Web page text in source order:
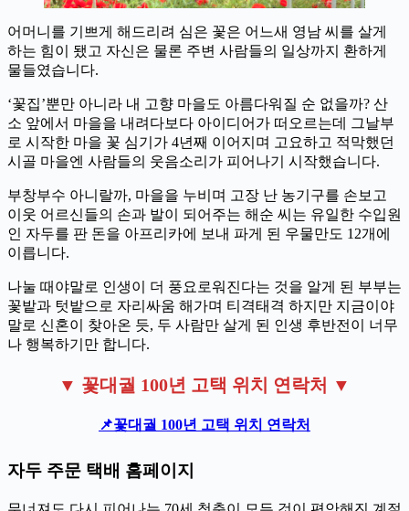
어머니를 기쁘게 해드리려 심은 꽃은 어느새 영남 씨를 살게
하는 힘이 됐고 자신은 물론 주변 사람들의 일상까지 환하게
물들였습니다.
‘꽃집’뿐만 아니라 내 고향 마을도 아름다워질 순 없을까? 산
소 앞에서 마을을 내려다보다 아이디어가 떠오르는데 그날부
로 시작한 마을 꽃 심기가 4년째 이어지며 고요하고 적막했던
시골 마을엔 사람들의 웃음소리가 피어나기 시작했습니다.
부창부수 아니랄까, 마을을 누비며 고장 난 농기구를 손보고
이웃 어르신들의 손과 발이 되어주는 해순 씨는 유일한 수입원
인 자두를 판 돈을 아프리카에 보내 파게 된 우물만도 12개에
이릅니다.
나눌 때야말로 인생이 더 풍요로워진다는 것을 알게 된 부부는
꽃밭과 텃밭으로 자리싸움 해가며 티격태격 하지만 지금이야
말로 신혼이 찾아온 듯, 두 사람만 살게 된 인생 후반전이 너무
나 행복하기만 합니다.
▼ 꽃대궐 100년 고택 위치 연락처 ▼
📌꽃대궐 100년 고택 위치 연락처
자두 주문 택배 홈페이지